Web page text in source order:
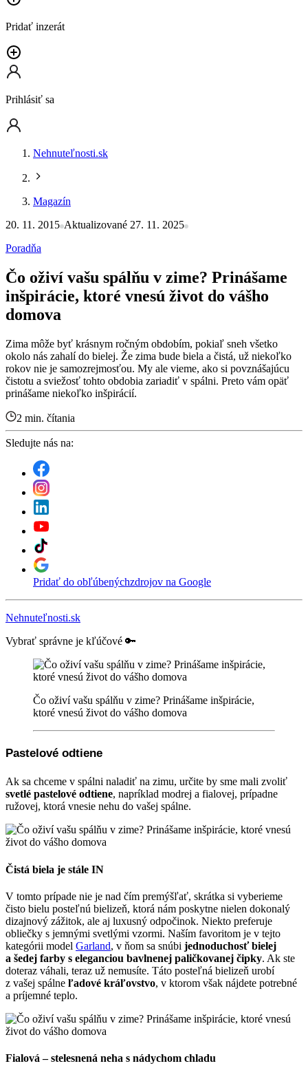
Pridať inzerát
Prihlásiť sa
Nehnuteľnosti.sk
Magazín
20. 11. 2015 Aktualizované 27. 11. 2025
Poradňa
Čo oživí vašu spálňu v zime? Prinášame
inšpirácie, ktoré vnesú život do vášho
domova
Zima môže byť krásnym ročným obdobím, pokiaľ sneh všetko
okolo nás zahalí do bielej. Že zima bude biela a čistá, už niekoľko
rokov nie je samozrejmosťou. My ale vieme, ako si povznášajúcu
čistotu a sviežosť tohto obdobia zariadiť v spálni. Preto vám opäť
prinášame niekoľko inšpirácií.
2 min. čítania
Sledujte nás na:
Pridať do obľúbenýchzdrojov na Google
Nehnuteľnosti.sk
Vybrať správne je kľúčové 🔑
Čo oživí vašu spálňu v zime? Prinášame inšpirácie,
ktoré vnesú život do vášho domova
Pastelové odtiene
Ak sa chceme v spálni naladiť na zimu, určite by sme mali zvoliť
svetlé pastelové odtiene, napríklad modrej a fialovej, prípadne
ružovej, ktorá vnesie nehu do vašej spálne.
Čistá biela je stále IN
V tomto prípade nie je nad čím premýšľať, skrátka si vyberieme
čisto bielu posteľnú bielizeň, ktorá nám poskytne nielen dokonalý
dizajnový zážitok, ale aj luxusný odpočinok. Niekto preferuje
obliečky s jemnými svetlými vzormi. Naším favoritom je v tejto
kategórii model Garland, v ňom sa snúbi jednoduchosť bielej
a šedej farby s eleganciou bavlnenej paličkovanej čipky. Ak ste
doteraz váhali, teraz už nemusíte. Táto posteľná bielizeň urobí
z vašej spálne ľadové kráľovstvo, v ktorom však nájdete potrebné
a príjemné teplo.
Fialová – stelesnená neha s nádychom chladu